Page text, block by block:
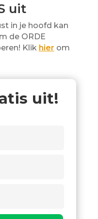
uit
in je hoofd kan
de ORDE
Klik hier om
uit!